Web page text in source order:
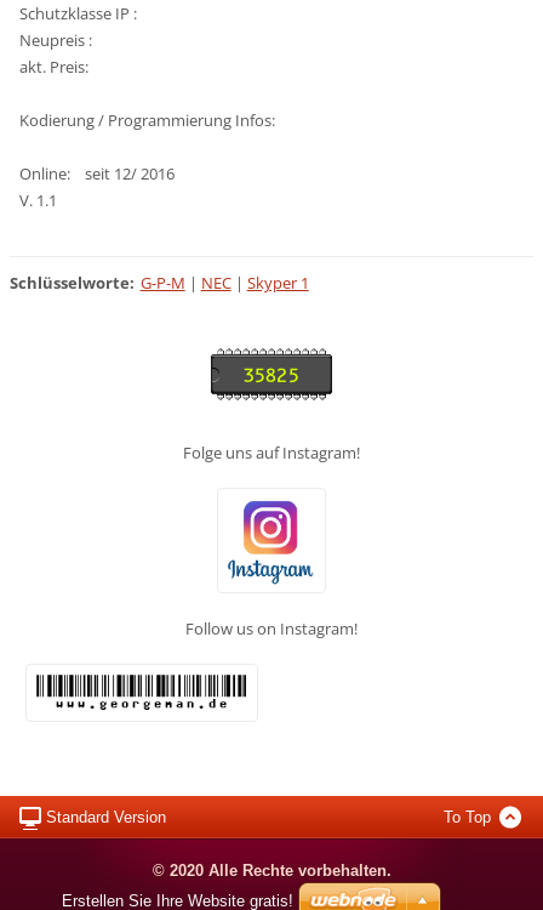
Schutzklasse IP :
Neupreis :
akt. Preis:
Kodierung / Programmierung Infos:
Online: seit 12/ 2016
V. 1.1
Schlüsselworte: G-P-M | NEC | Skyper 1
Folge uns auf Instagram!
Follow us on Instagram!
Standard Version To Top
© 2020 Alle Rechte vorbehalten.
Erstellen Sie Ihre Website gratis!